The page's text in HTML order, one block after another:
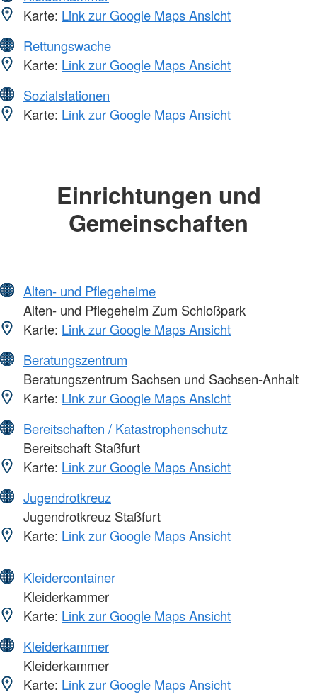
Karte: Link zur Google Maps Ansicht
Rettungswache
Karte: Link zur Google Maps Ansicht
Sozialstationen
Karte: Link zur Google Maps Ansicht
Einrichtungen und
Gemeinschaften
Alten- und Pflegeheime
Alten- und Pflegeheim Zum Schloßpark
Karte: Link zur Google Maps Ansicht
Beratungszentrum
Beratungszentrum Sachsen und Sachsen-Anhalt
Karte: Link zur Google Maps Ansicht
Bereitschaften / Katastrophenschutz
Bereitschaft Staßfurt
Karte: Link zur Google Maps Ansicht
Jugendrotkreuz
Jugendrotkreuz Staßfurt
Karte: Link zur Google Maps Ansicht
Kleidercontainer
Kleiderkammer
Karte: Link zur Google Maps Ansicht
Kleiderkammer
Kleiderkammer
Karte: Link zur Google Maps Ansicht